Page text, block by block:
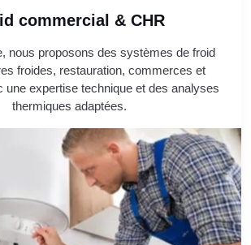
commercial & CHR
nous proposons des systèmes de froid
froides, restauration, commerces et
une expertise technique et des analyses
thermiques adaptées.